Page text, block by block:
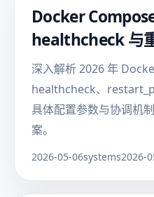
Docker
healthcheck 与
深入解析 2026 年
healthcheck、
具体配置参数与协调机
案。
2026-05-06systems2026-